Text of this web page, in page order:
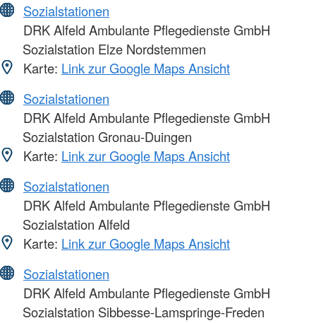
Sozialstationen
DRK Alfeld Ambulante Pflegedienste GmbH
Sozialstation Elze Nordstemmen
Karte: Link zur Google Maps Ansicht
Sozialstationen
DRK Alfeld Ambulante Pflegedienste GmbH
Sozialstation Gronau-Duingen
Karte: Link zur Google Maps Ansicht
Sozialstationen
DRK Alfeld Ambulante Pflegedienste GmbH
Sozialstation Alfeld
Karte: Link zur Google Maps Ansicht
Sozialstationen
DRK Alfeld Ambulante Pflegedienste GmbH
Sozialstation Sibbesse-Lamspringe-Freden